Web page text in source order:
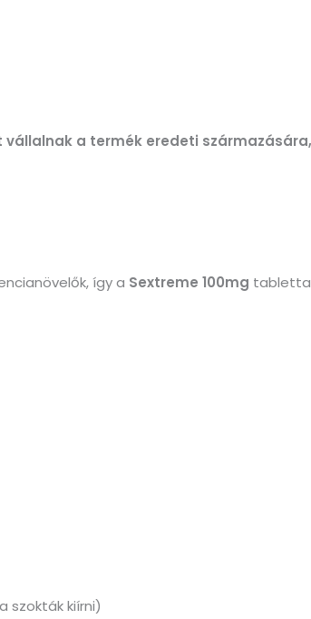
a termék eredeti
így a Sextreme 100mg tabletta
szokták kiírni)